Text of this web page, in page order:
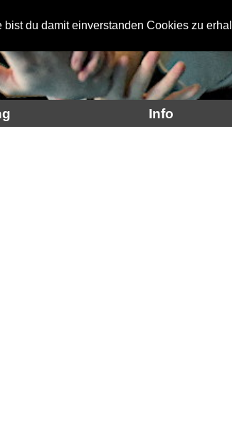
du damit einverstanden Cookies zu
Info